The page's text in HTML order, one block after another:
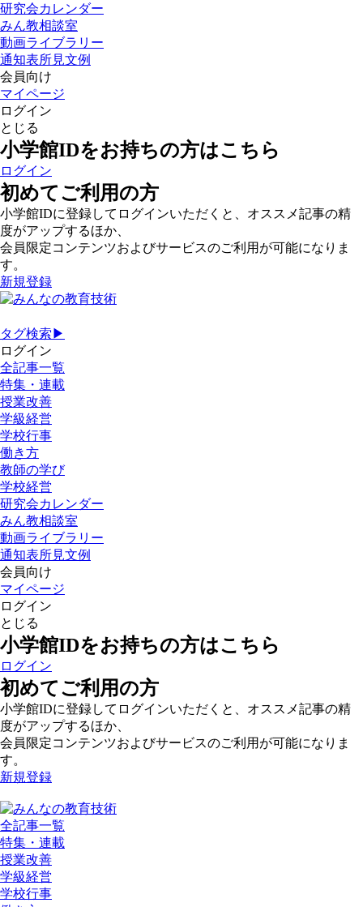
研究会カレンダー
みん教相談室
動画ライブラリー
通知表所見文例
会員向け
マイページ
ログイン
とじる
小学館IDをお持ちの方はこちら
ログイン
初めてご利用の方
小学館IDに登録してログインいただくと、オススメ記事の精
度がアップするほか、
会員限定コンテンツおよびサービスのご利用が可能になりま
す。
新規登録
タグ検索▶
ログイン
全記事一覧
特集・連載
授業改善
学級経営
学校行事
働き方
教師の学び
学校経営
研究会カレンダー
みん教相談室
動画ライブラリー
通知表所見文例
会員向け
マイページ
ログイン
とじる
小学館IDをお持ちの方はこちら
ログイン
初めてご利用の方
小学館IDに登録してログインいただくと、オススメ記事の精
度がアップするほか、
会員限定コンテンツおよびサービスのご利用が可能になりま
す。
新規登録
全記事一覧
特集・連載
授業改善
学級経営
学校行事